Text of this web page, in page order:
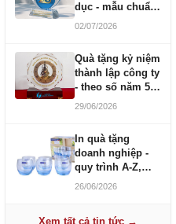
dục - mẫu chuẩn
2026
02/07/2026
Quà tặng kỷ niệm
thành lập công ty
- theo số năm 5,
10, 20, 30, 50
29/06/2026
In quà tặng
doanh nghiệp -
quy trình A-Z,
báo giá và thời
26/06/2026
Xem tất cả tin tức →